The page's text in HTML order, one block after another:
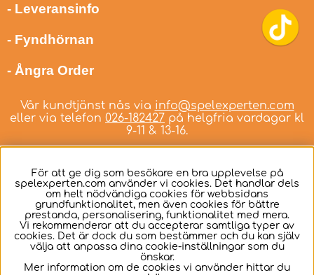
- Leveransinfo
- Fyndhörnan
- Ångra Order
Vår kundtjänst nås via info@spelexperten.com
eller via telefon 026-182427 på helgfria vardagar kl
9-11 & 13-16.
Svenska
För att ge dig som besökare en bra upplevelse på
spelexperten.com använder vi cookies. Det handlar dels
om helt nödvändiga cookies för webbsidans
grundfunktionalitet, men även cookies för bättre
prestanda, personalisering, funktionalitet med mera.
Vi rekommenderar att du accepterar samtliga typer av
cookies. Det är dock du som bestämmer och du kan själv
välja att anpassa dina cookie-inställningar som du
önskar.
Mer information om de cookies vi använder hittar du